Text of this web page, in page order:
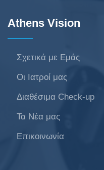
Athens Vision
Σχετικά με Εμάς
Οι Ιατροί μας
Διαθέσιμα Check-up
Τα Νέα μας
Επικοινωνία